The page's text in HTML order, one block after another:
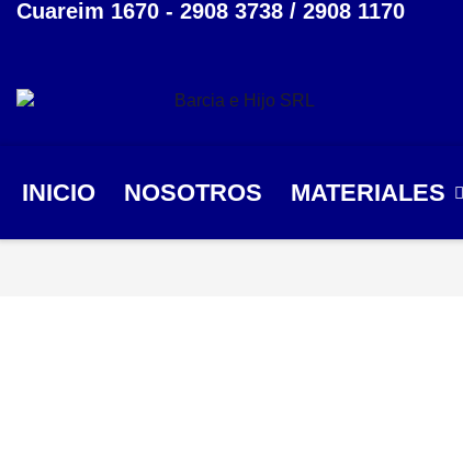
Cuareim 1670 - 2908 3738 / 2908 1170
INICIO NOSOTROS MATERIALES